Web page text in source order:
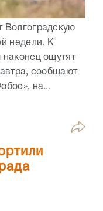
Волгоградскую
недели. К
наконец ощутят
сообщают
на...